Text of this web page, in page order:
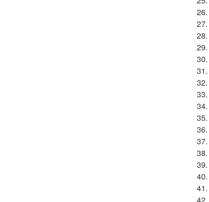
26.
27.
28.
29.
30.
31.
32.
33.
34.
35.
36.
37.
38.
39.
40.
41.